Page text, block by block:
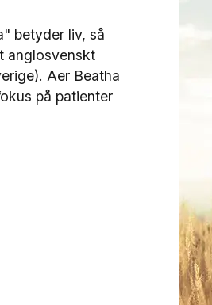
betyder liv, så
anglosvenskt
Aer Beatha
på patienter